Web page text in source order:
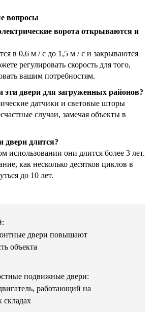
вопросы
ворота открываются и
в 0,6 м / с до 1,5 м / с и закрываются
регулировать скорость для того,
вашим потребностям.
эти двери для загруженных районов?
датчики и световые шторы
случаи, замечая объекты в
двери длится?
использовании они длится более 3 лет.
как несколько десятков циклов в
до 10 лет.
двери повышают
объекта
подвижные двери:
работающий на
складах